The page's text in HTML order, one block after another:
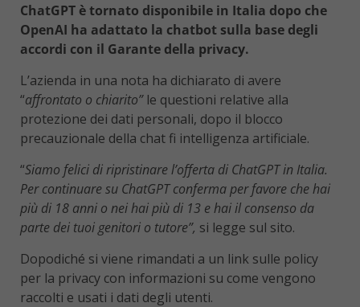
ChatGPT è tornato disponibile in Italia dopo che
OpenAI ha adattato la chatbot sulla base degli
accordi con il Garante della privacy.
L’azienda in una nota ha dichiarato di avere
“affrontato o chiarito” le questioni relative alla
protezione dei dati personali, dopo il blocco
precauzionale della chat fi intelligenza artificiale.
“Siamo felici di ripristinare l’offerta di ChatGPT in Italia.
Per continuare su ChatGPT conferma per favore che hai
più di 18 anni o nei hai più di 13 e hai il consenso da
parte dei tuoi genitori o tutore”, si legge sul sito.
Dopodiché si viene rimandati a un link sulle policy
per la privacy con informazioni su come vengono
raccolti e usati i dati degli utenti.